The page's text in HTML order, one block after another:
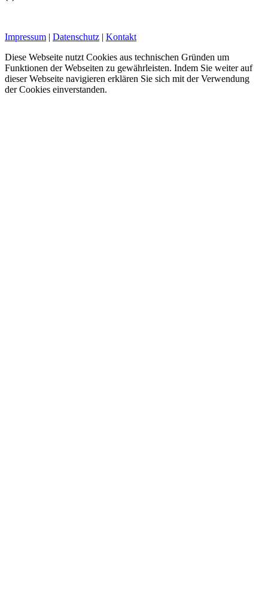
Impressum | Datenschutz | Kontakt
Diese Webseite nutzt Cookies aus technischen Gründen um
Funktionen der Webseiten zu gewährleisten. Indem Sie weiter auf
dieser Webseite navigieren erklären Sie sich mit der Verwendung
der Cookies einverstanden.